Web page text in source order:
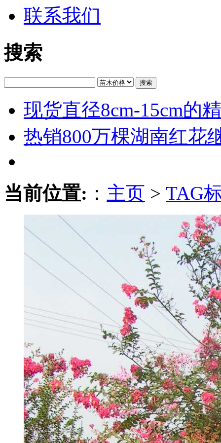
联系我们
搜索
搜索
现货直径8cm-15cm的
热销800万棵湖南红花
当前位置: ： 主页 > TAG